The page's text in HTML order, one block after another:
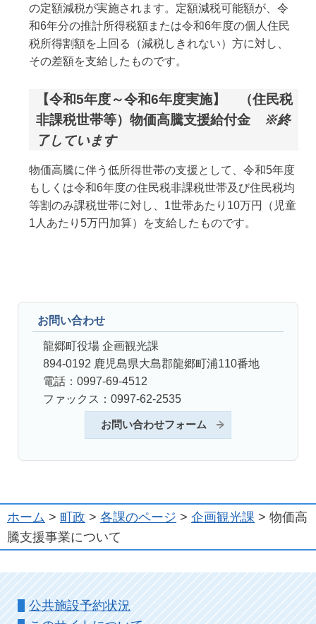
の定額減税が実施されます。定額減税可能額が、令
和6年分の推計所得税額または令和6年度の個人住民
税所得割額を上回る（減税しきれない）方に対し、
その差額を支給したものです。
【令和5年度～令和6年度実施】 （住民税
非課税世帯等）物価高騰支援給付金
※終
了しています
物価高騰に伴う低所得世帯の支援として、令和5年度
もしくは令和6年度の住民税非課税世帯及び住民税均
等割のみ課税世帯に対し、1世帯あたり10万円（児童
1人あたり5万円加算）を支給したものです。
お問い合わせ
龍郷町役場 企画観光課
894-0192 鹿児島県大島郡龍郷町浦110番地
電話：0997-69-4512
ファックス：0997-62-2535
お問い合わせフォーム
ホーム > 町政 > 各課のページ > 企画観光課 > 物価高
騰支援事業について
公共施設予約状況